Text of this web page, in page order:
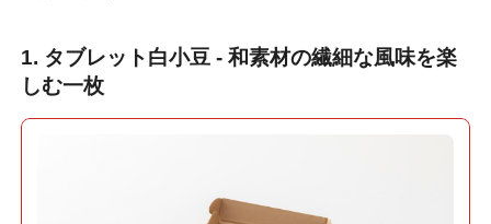
1. タブレット白小豆 - 和素材の繊細な風味を楽
しむ一枚